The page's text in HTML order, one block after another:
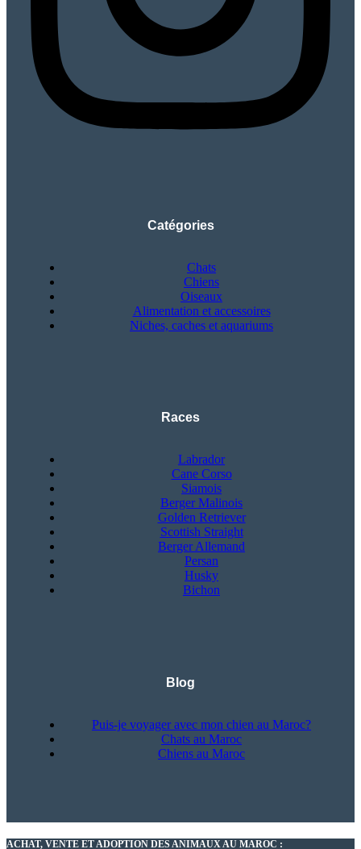
Catégories
Chats
Chiens
Oiseaux
Alimentation et accessoires
Niches, caches et aquariums
Races
Labrador
Cane Corso
Siamois
Berger Malinois
Golden Retriever
Scottish Straight
Berger Allemand
Persan
Husky
Bichon
Blog
Puis-je voyager avec mon chien au Maroc?
Chats au Maroc
Chiens au Maroc
ACHAT, VENTE ET ADOPTION DES ANIMAUX AU MAROC :